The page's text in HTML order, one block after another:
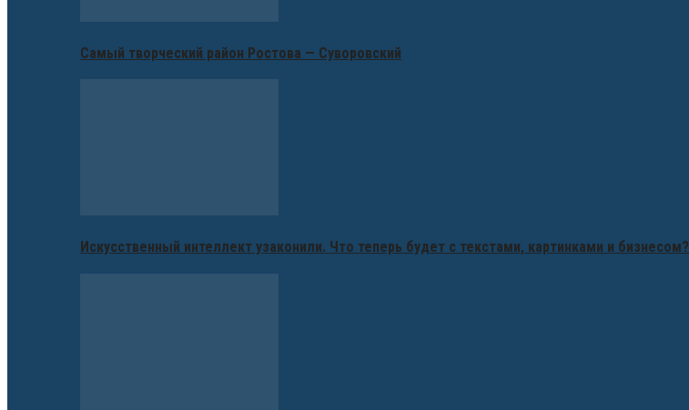
Самый творческий район Ростова — Суворовский
Искусственный интеллект узаконили. Что теперь будет с текстами, картинками и бизнесом?